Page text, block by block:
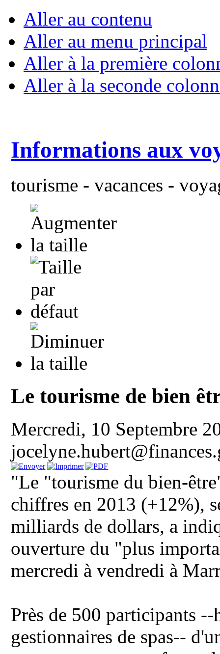
Aller au contenu
Aller au menu principal
Aller à la première
Aller à la seconde
Informations aux
tourisme - vacances -
Le tourisme de bien
Mercredi, 10 Septembre
"Le "tourisme du bien-
chiffres en 2013 (+12%),
milliards de dollars, a
ouverture du "plus
mercredi à vendredi à
Près de 500 participants
gestionnaires de spas--